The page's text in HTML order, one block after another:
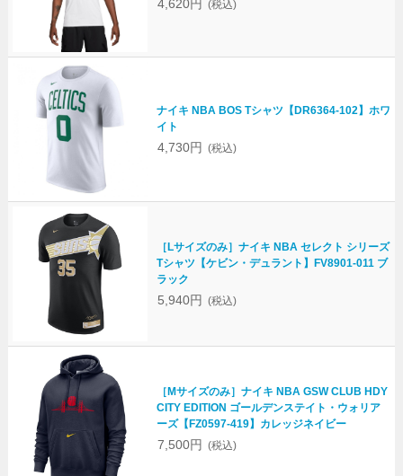
4,620円 (税込)
ナイキ NBA BOS Tシャツ【DR6364-102】ホワ
イト
4,730円 (税込)
［Lサイズのみ］ナイキ NBA セレクト シリーズ
Tシャツ【ケビン・デュラント】FV8901-011 ブ
ラック
5,940円 (税込)
［Mサイズのみ］ナイキ NBA GSW CLUB HDY
CITY EDITION ゴールデンステイト・ウォリア
ーズ【FZ0597-419】カレッジネイビー
7,500円 (税込)